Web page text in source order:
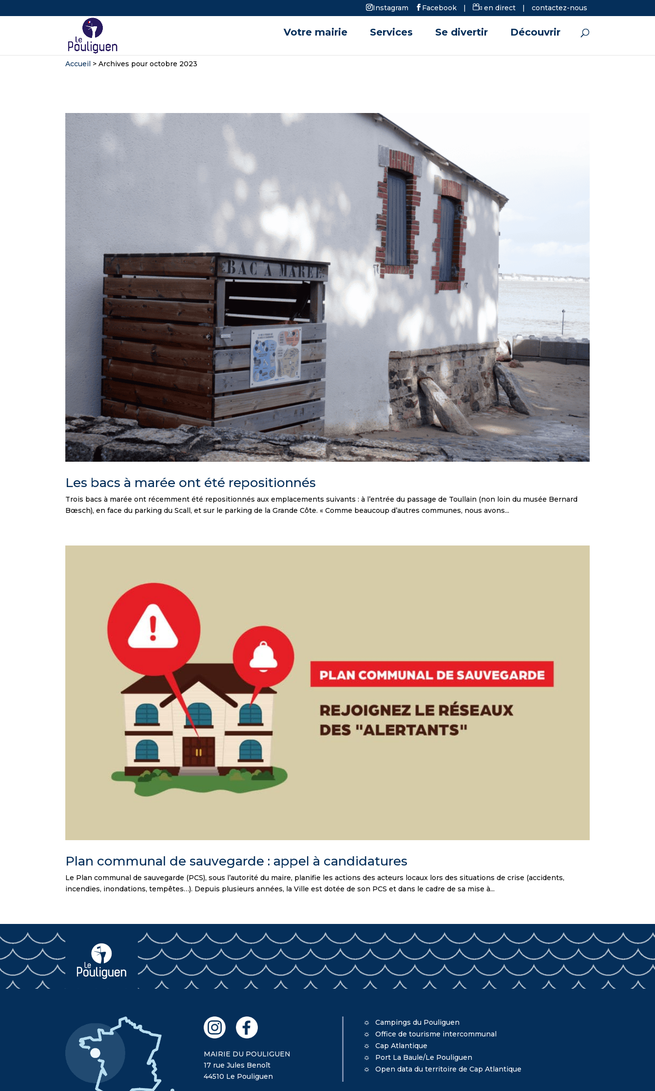
Instagram Facebook | en direct | contactez-nous
Votre mairie Services Se divertir Découvrir
Accueil >Archives pour octobre 2023
Les bacs à marée ont été repositionnés
Trois bacs à marée ont récemment été repositionnés aux emplacements suivants : à l’entrée du passage de Toullain (non loin du musée Bernard
Bœsch), en face du parking du Scall, et sur le parking de la Grande Côte. « Comme beaucoup d’autres communes, nous avons...
Plan communal de sauvegarde : appel à candidatures
Le Plan communal de sauvegarde (PCS), sous l’autorité du maire, planifie les actions des acteurs locaux lors des situations de crise (accidents,
incendies, inondations, tempêtes…). Depuis plusieurs années, la Ville est dotée de son PCS et dans le cadre de sa mise à...
MAIRIE DU POULIGUEN
17 rue Jules Benoît
44510 Le Pouliguen
Campings du Pouliguen
Office de tourisme intercommunal
Cap Atlantique
Port La Baule/Le Pouliguen
Open data du territoire de Cap Atlantique